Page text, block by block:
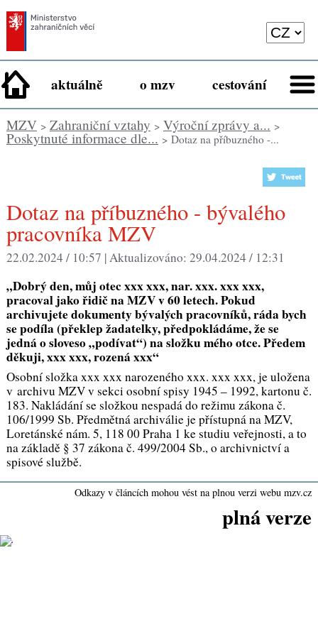
aktuálně o mzv cestování
MZV> Zahraniční vztahy > Výroční zprávy a... >
Poskytnuté informace dle... > Dotaz na příbuzného -...
Dotaz na příbuzného - bývalého
pracovníka MZV
22.02.2024 / 10:57 |Aktualizováno: 29.04.2024 / 12:31
„Dobrý den, můj otec xxx xxx, nar. xxx. xxx xxx,
pracoval jako řidič na MZV v 60 letech. Pokud
archivujete dokumenty bývalých pracovníků, ráda bych
se podíla (překlep žadatelky, předpokládáme, že se
jedná o sloveso „podívat“) na složku mého otce. Předem
děkuji, xxx xxx, rozená xxx“
Osobní složka xxx xxx narozeného xxx. xxx xxx, je uložena
v archivu MZV v sekci osobní spisy 1945 – 1992, kartonu č.
183. Nakládání se složkou nespadá do režimu zákona č.
106/1999 Sb. Předmětná archiválie je přístupná na MZV,
Loretánské nám. 5, 118 00 Praha 1 ke studiu veřejnosti, a to
na základě § 37 zákona č. 499/2004 Sb., o archivnictví a
spisové službě.
Odkazy v článcích mohou vést na plnou verzi webu mzv.cz
plná verze